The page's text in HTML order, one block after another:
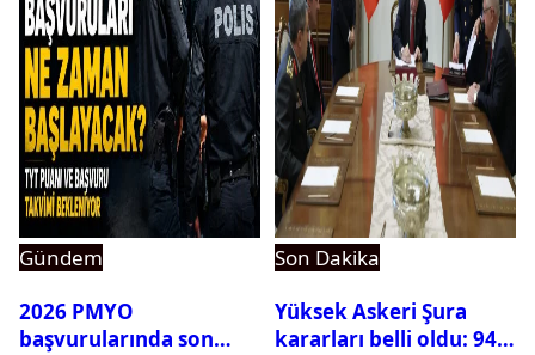
Gündem
2026 PMYO
başvurularında son
Son Dakika
Yüksek Askeri Şura
kararları belli oldu: 94